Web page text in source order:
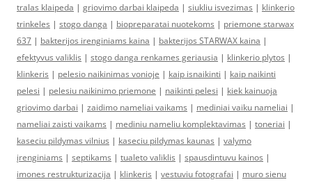
tralas klaipeda | griovimo darbai klaipeda | siukliu isvezimas | klinkerio
trinkeles | stogo danga | biopreparatai nuotekoms | priemone starwax
637 | bakterijos irenginiams kaina | bakterijos STARWAX kaina |
efektyvus valiklis | stogo danga renkames geriausia | klinkerio plytos |
klinkeris | pelesio naikinimas vonioje | kaip isnaikinti | kaip naikinti
pelesi | pelesiu naikinimo priemone | naikinti pelesi | kiek kainuoja
griovimo darbai | zaidimo nameliai vaikams | mediniai vaiku nameliai |
nameliai zaisti vaikams | mediniu nameliu komplektavimas | toneriai |
kaseciu pildymas vilnius | kaseciu pildymas kaunas | valymo
įrenginiams | septikams | tualeto valiklis | spausdintuvu kainos |
imones restrukturizacija | klinkeris | vestuviu fotografai | muro sienu